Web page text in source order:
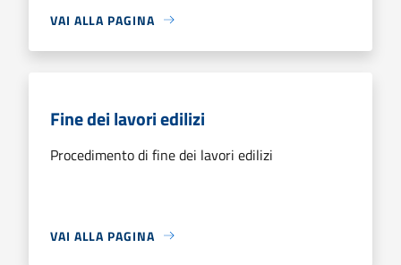
VAI ALLA PAGINA
Fine dei lavori edilizi
Procedimento di fine dei lavori edilizi
VAI ALLA PAGINA